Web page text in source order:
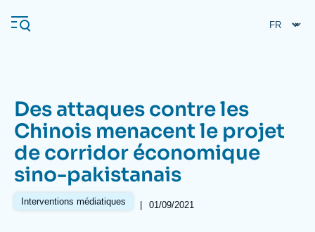
au
contenu
Navigation
principale
L'Ifri
Analyses
Des attaques contre les
Chinois menacent le projet
de corridor économique
sino-pakistanais
Interventions médiatiques | 01/09/2021